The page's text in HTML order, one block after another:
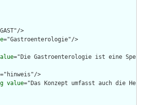
>
="Gastroenterologie"/>
="Die Gastroenterologie ist eine
="hinweis"/>
value="Das Konzept umfasst auch die